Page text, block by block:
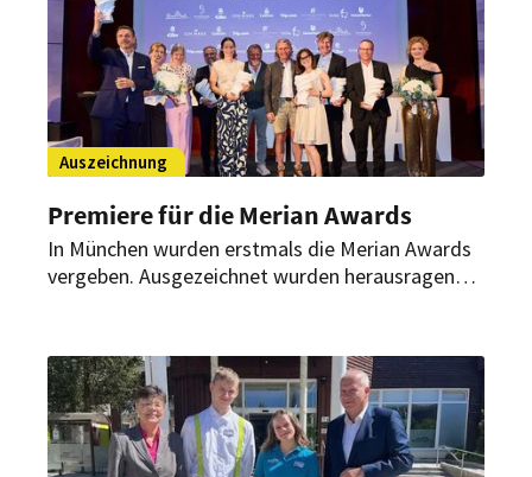
Auszeichnung
Premiere für die Merian Awards
In München wurden erstmals die Merian Awards
vergeben. Ausgezeichnet wurden herausragende